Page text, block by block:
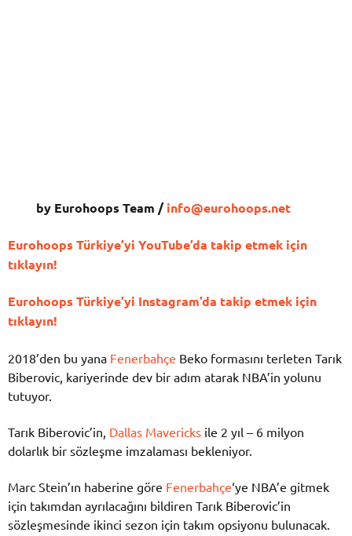
by Eurohoops Team /info@eurohoops.net
Eurohoops Türkiye’yi YouTube’da takip etmek için
tıklayın!
Eurohoops Türkiye’yi Instagram’da takip etmek için
tıklayın!
2018’den bu yana Fenerbahçe Beko formasını terleten Tarık
Biberovic, kariyerinde dev bir adım atarak NBA’in yolunu
tutuyor.
Tarık Biberovic’in, Dallas Mavericks ile 2 yıl – 6 milyon
dolarlık bir sözleşme imzalaması bekleniyor.
Marc Stein’ın haberine göre Fenerbahçe‘ye NBA’e gitmek
için takımdan ayrılacağını bildiren Tarık Biberovic’in
sözleşmesinde ikinci sezon için takım opsiyonu bulunacak.